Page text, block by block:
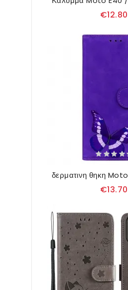
€12.80
€13.70